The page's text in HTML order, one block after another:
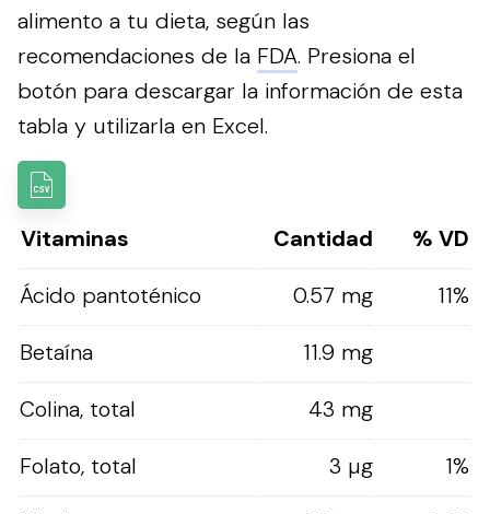
alimento a tu dieta, según las
recomendaciones de la FDA. Presiona el
botón para descargar la información de esta
tabla y utilizarla en Excel.
Vitaminas Cantidad
% VD
Ácido pantoténico
0.57 mg
11%
Betaína
11.9 mg
Colina, total
43 mg
Folato, total
3 µg
1%